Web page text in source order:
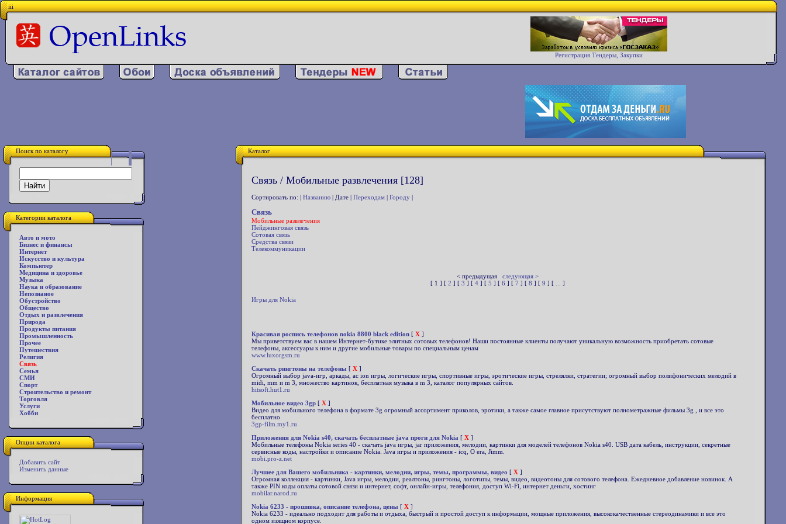
iii
Регистрация Тендеры, Закупки
Поиск по каталогу
Категории каталога
Авто и мото
Бизнес и финансы
Интернет
Искусство и культура
Компьютер
Медицина и здоровье
Музыка
Наука и образование
Непознаное
Обустройство
Общество
Отдых и развлечения
Природа
Продукты питания
Промышленность
Прочее
Путешествия
Религия
Связь
Семья
СМИ
Спорт
Строительство и ремонт
Торговля
Услуги
Хобби
Опции каталога
Добавить сайт
Изменить данные
Информация
Каталог
Связь / Мобильные развлечения [128]
Сортировать по: | Названию | Дате | Переходам | Городу |
Связь
Мобильные развлечения
Пейджинговая связь
Сотовая связь
Средства связи
Телекоммуникации
< предыдущая следующая >
[ 1 ] [2 ] [3 ] [4 ] [5 ] [6 ] [7 ] [8 ] [9 ] [... ]
Игры для Nokia
Красивая роспись телефонов nokia 8800 black edition [ X ]
Мы приветствуем вас в нашем Интернет-бутике элитных сотовых телефонов! Наши постоянные клиенты получают уникальную возможность приобретать сотовые
телефоны, аксессуары к ним и другие мобильные товары по специальным ценам
www.luxorgsm.ru
Скачать рингтоны на телефоны [ X ]
Огромный выбор java-игр, аркады, ac ion игры, логические игры, спортивные игры, эротические игры, стрелялки, стратегии; огромный выбор полифонических мелодий в
midi, mm и m 3, множество картинок, бесплатная музыка в m 3, каталог популярных сайтов.
hitsoft.hut1.ru
Мобильное видео 3gp [ X ]
Видео для мобильного телефона в формате 3g огромный ассортимент приколов, эротики, а также самое главное присутствуют полнометражные фильмы 3g , и все это
бесплатно
3gp-film.my1.ru
Приложения для Nokia s40, cкачать бесплатные java проги для Nokia [ X ]
Мобильные телефоны Nokia series 40 - скачать java игры, jar приложения, мелодии, картинки для моделей телефонов Nokia s40. USB дата кабель, инструкции, секретные
сервисные коды, настройки и описание Nokia. Java игры и приложения - icq, O era, Jimm.
mobi.pro-z.net
Лучшее для Вашего мобильника - картинки, мелодии, игры, темы, программы, видео [ X ]
Огромная коллекция - картинки, Java игры, мелодии, реалтоны, рингтоны, логотипы, темы, видео, видеотоны для сотового телефона. Ежедневное добавление новинок. А
также PIN коды оплаты сотовой связи и интернет, софт, онлайн-игры, телефония, доступ Wi-Fi, интернет деньги, хостинг
mobilar.narod.ru
Nokia 6233 - прошивка, описание телефона, цены [ X ]
Nokia 6233 - идеально подходит для работы и отдыха, быстрый и простой доступ к информации, мощные приложения, высококачественные стереодинамики и все это
одном изящном корпусе.